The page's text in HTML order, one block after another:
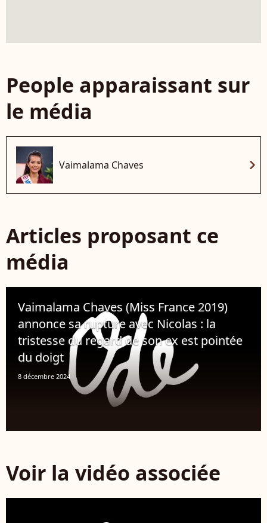
People apparaissant sur
le média
Vaimalama Chaves chevron_right
Articles proposant ce
média
Vaimalama Chaves (Miss France 2019)
annonce sa rupture avec Nicolas : la
tristesse du regard de son ex est pointée
du doigt
8 décembre 2024
Voir la vidéo associée